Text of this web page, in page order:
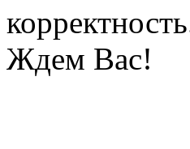
Ждем Вас!